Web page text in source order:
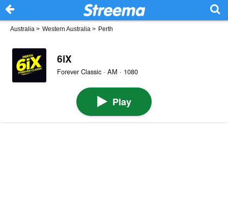
Australia > Western Australia > Perth
6iX
Forever Classic · AM · 1080
Play